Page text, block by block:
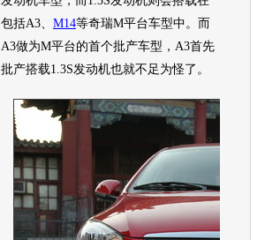
包括A3、 M14等奇瑞M平台车型中。而
A3做为M平台的首个批产车型 ，A3首先
批产搭载1.3S发动机也就不足为怪了。